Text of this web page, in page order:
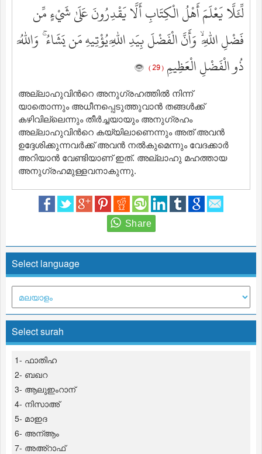
لِّئَلَّا يَعْلَمَ أَهْلُ الْكِتَابِ أَلَّا يَقْدِرُونَ عَلَىٰ شَيْءٍ مِّن
فَضْلِ اللَّهِ ۙ وَأَنَّ الْفَضْلَ بِيَدِ اللَّهِ يُؤْتِيهِ مَن يَشَاءُ ۚ وَاللَّهُ
ذُو الْفَضْلِ الْعَظِيمِ ( 29 )
അല്ലാഹുവിന്‍റെ അനുഗ്രഹത്തില്‍ നിന്ന്
യാതൊന്നും അധീനപ്പെടുത്തുവാന്‍ തങ്ങള്‍ക്ക്
കഴിവില്ലെന്നും തീര്‍ച്ചയായും അനുഗ്രഹം
അല്ലാഹുവിന്‍റെ കയ്യിലാണെന്നും അത് അവന്‍
ഉദ്ദേശിക്കുന്നവര്‍ക്ക് അവന്‍ നല്‍കുമെന്നും വേദക്കാര്‍
അറിയാന്‍ വേണ്ടിയാണ് ഇത്‌. അല്ലാഹു മഹത്തായ
അനുഗ്രഹമുള്ളവനാകുന്നു.
Select language
Select surah
1- ഫാതിഹ
2- ബഖറ
3- ആലുഇംറാന്
4- നിസാഅ്
5- മാഇദ
6- അന്ആം
7- അഅ്റാഫ്